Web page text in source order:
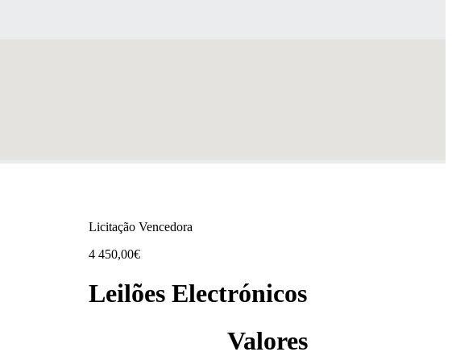
Licitação Vencedora
4 450,00€
Leilões Electrónicos
Valores